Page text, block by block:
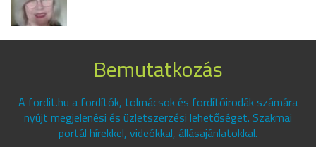
Bemutatkozás
A fordit.hu a fordítók, tolmácsok és fordítóirodák számára
nyújt megjelenési és üzletszerzési lehetőséget. Szakmai
portál hírekkel, videókkal, állásajánlatokkal.